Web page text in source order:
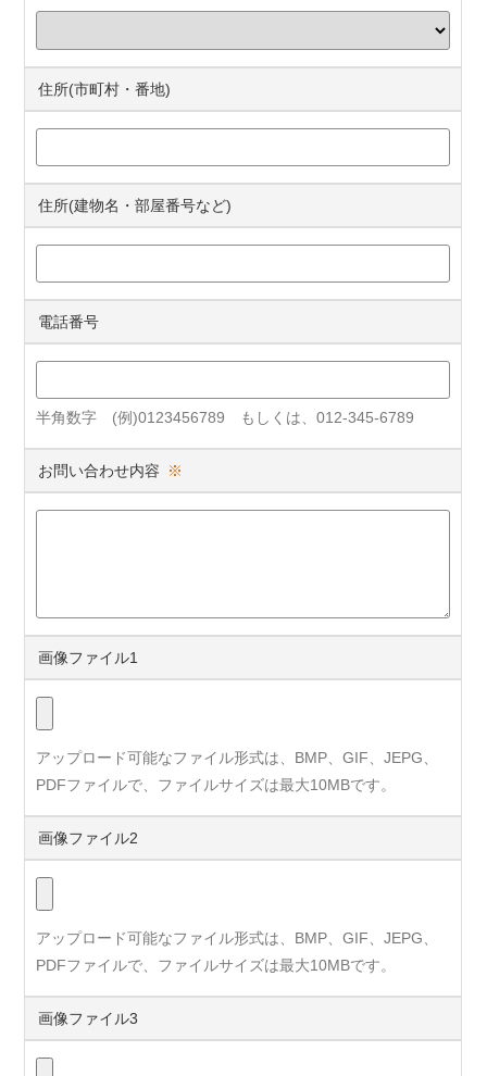
住所(市町村・番地)
住所(建物名・部屋番号など)
電話番号
半角数字 (例)0123456789 もしくは、012-345-6789
お問い合わせ内容 ※
画像ファイル1
アップロード可能なファイル形式は、BMP、GIF、JEPG、
PDFファイルで、ファイルサイズは最大10MBです。
画像ファイル2
アップロード可能なファイル形式は、BMP、GIF、JEPG、
PDFファイルで、ファイルサイズは最大10MBです。
画像ファイル3